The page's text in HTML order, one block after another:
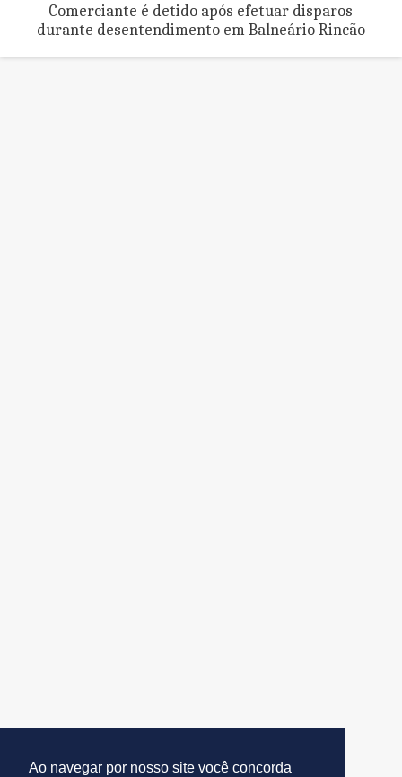
Ao navegar por nosso site você concorda
Comerciante é detido após efetuar disparos
durante desentendimento em Balneário Rincão